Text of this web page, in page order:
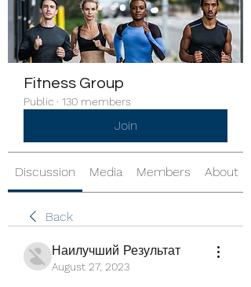
Fitness Group
Public · 130 members
Join
Discussion Media Members About
Back
Наилучший Результат
August 27, 2023